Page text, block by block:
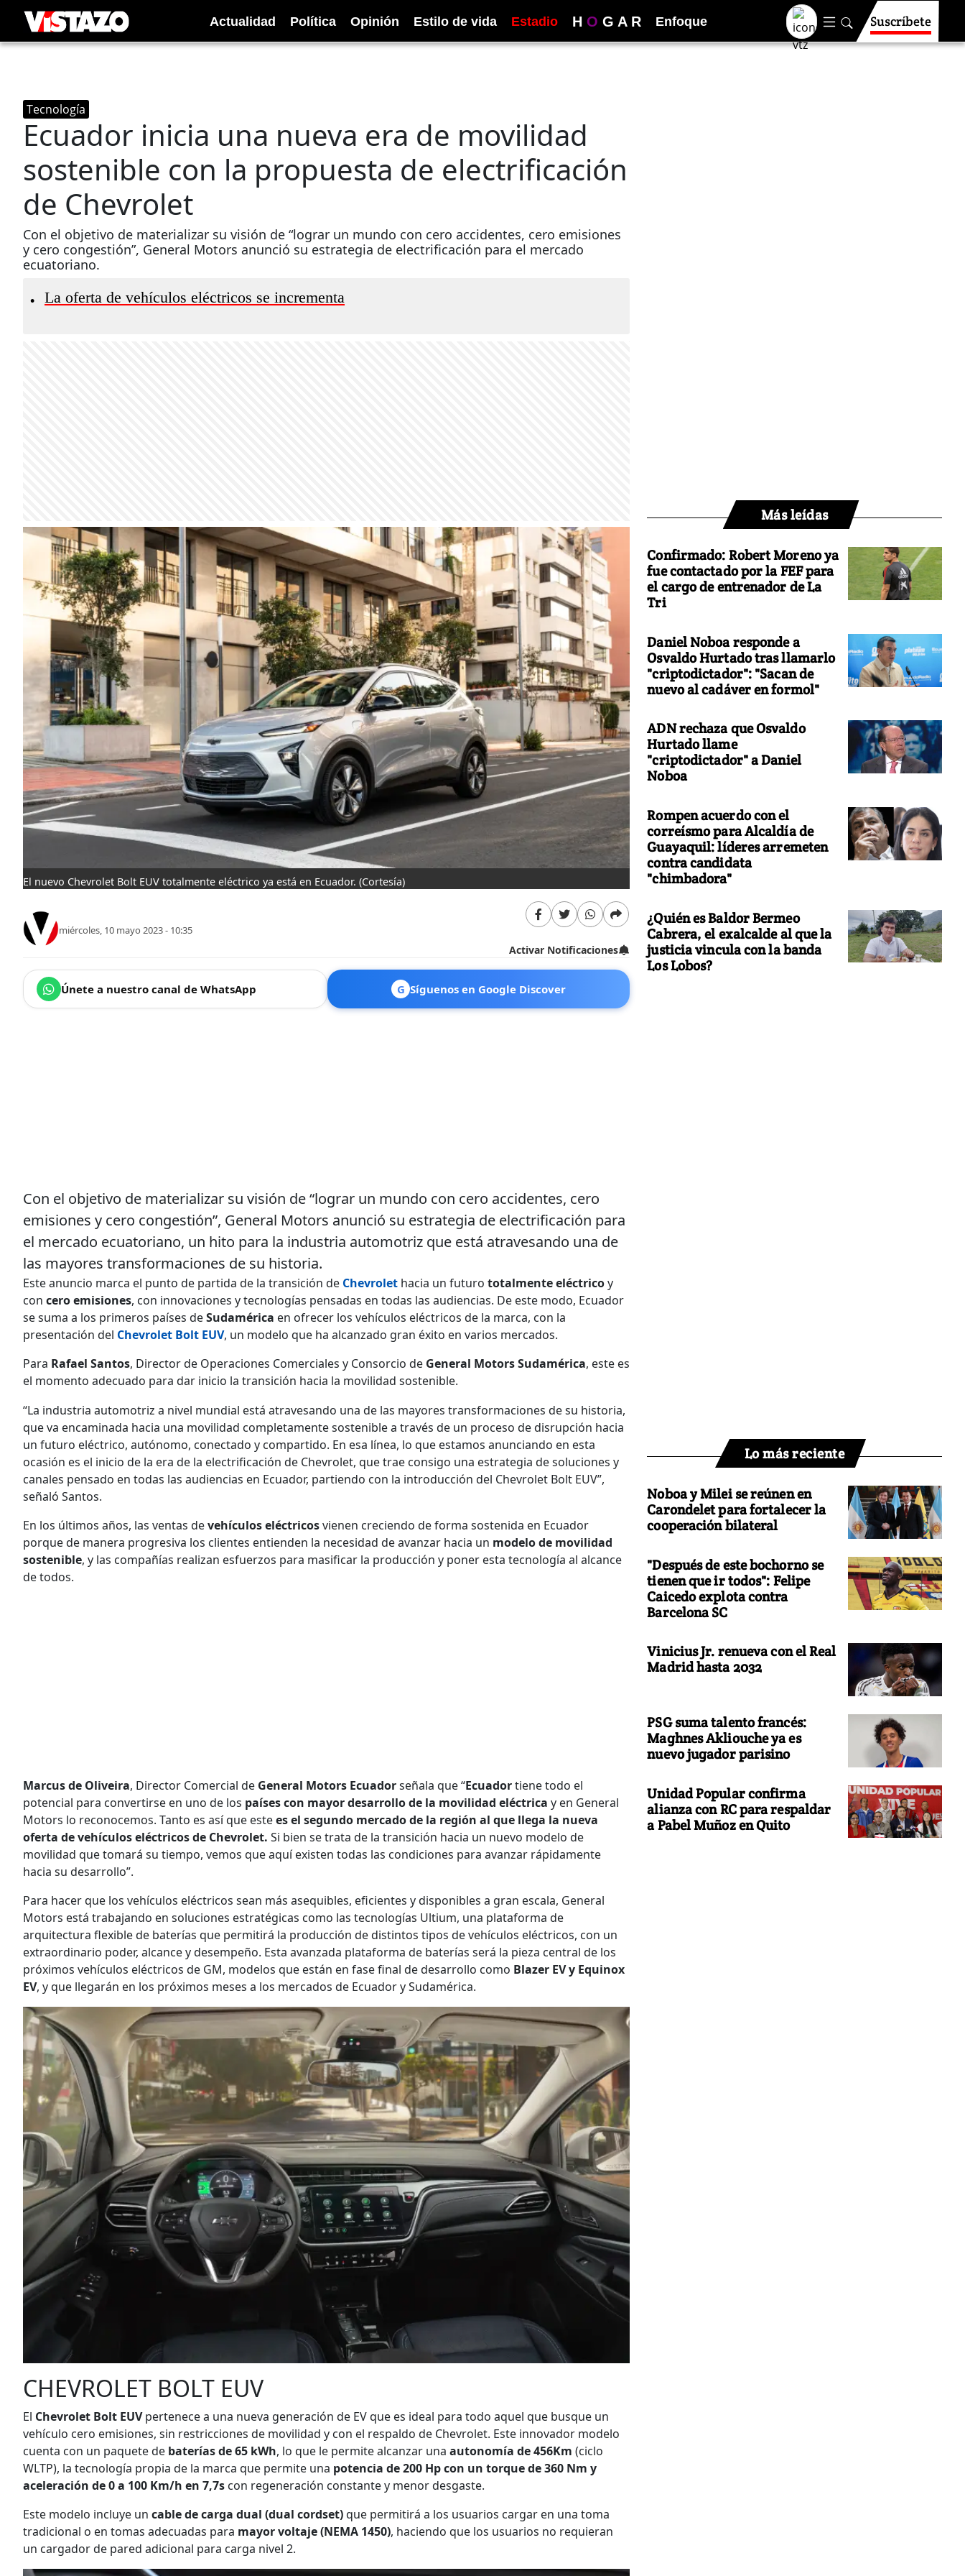
Actualidad Política Opinión Estilo de vida Estadio H O G A R Enfoque Suscríbete
Tecnología
Ecuador inicia una nueva era de movilidad
sostenible con la propuesta de electrificación
de Chevrolet
Con el objetivo de materializar su visión de “lograr un mundo con cero accidentes, cero emisiones
y cero congestión”, General Motors anunció su estrategia de electrificación para el mercado
ecuatoriano.
• La oferta de vehículos eléctricos se incrementa
El nuevo Chevrolet Bolt EUV totalmente eléctrico ya está en Ecuador. (Cortesía)
miércoles, 10 mayo 2023 - 10:35
Activar Notificaciones
Únete a nuestro canal de WhatsApp G Síguenos en Google Discover
Con el objetivo de materializar su visión de “lograr un mundo con cero accidentes, cero
emisiones y cero congestión”, General Motors anunció su estrategia de electrificación para
el mercado ecuatoriano, un hito para la industria automotriz que está atravesando una de
las mayores transformaciones de su historia.
Este anuncio marca el punto de partida de la transición de Chevrolet hacia un futuro totalmente eléctricoy
con cero emisiones, con innovaciones y tecnologías pensadas en todas las audiencias. De este modo, Ecuador
se suma a los primeros países deSudamérica en ofrecer los vehículos eléctricos de la marca, con la
presentación del Chevrolet Bolt EUV, un modelo que ha alcanzado gran éxito en varios mercados.
Para Rafael Santos, Director de Operaciones Comerciales y Consorcio de General Motors Sudamérica, este es
el momento adecuado para dar inicio la transición hacia la movilidad sostenible.
“La industria automotriz a nivel mundial está atravesando una de las mayores transformaciones de su historia,
que va encaminada hacia una movilidad completamente sostenible a través de un proceso de disrupción hacia
un futuro eléctrico, autónomo, conectado y compartido. En esa línea, lo que estamos anunciando en esta
ocasión es el inicio de la era de la electrificación de Chevrolet, que trae consigo una estrategia de soluciones y
canales pensado en todas las audiencias en Ecuador, partiendo con la introducción del Chevrolet Bolt EUV”,
señaló Santos.
En los últimos años, las ventas devehículos eléctricosvienen creciendo de forma sostenida en Ecuador
porque de manera progresiva los clientes entienden la necesidad de avanzar hacia un modelo de movilidad
sostenible, y las compañías realizan esfuerzos para masificar la producción y poner esta tecnología al alcance
de todos.
Marcus de Oliveira, Director Comercial de General Motors Ecuadorseñala que “Ecuadortiene todo el
potencial para convertirse en uno de los países con mayor desarrollo de la movilidad eléctrica y en General
Motors lo reconocemos. Tanto es así que estees el segundo mercado de la región al que llega la nueva
oferta de vehículos eléctricos de Chevrolet. Si bien se trata de la transición hacia un nuevo modelo de
movilidad que tomará su tiempo, vemos que aquí existen todas las condiciones para avanzar rápidamente
hacia su desarrollo”.
Para hacer que los vehículos eléctricos sean más asequibles, eficientes y disponibles a gran escala, General
Motors está trabajando en soluciones estratégicas como las tecnologías Ultium, una plataforma de
arquitectura flexible de baterías que permitirá la producción de distintos tipos de vehículos eléctricos, con un
extraordinario poder, alcance y desempeño. Esta avanzada plataforma de baterías será la pieza central de los
próximos vehículos eléctricos de GM, modelos que están en fase final de desarrollo como Blazer EV y Equinox
EV, y que llegarán en los próximos meses a los mercados de Ecuador y Sudamérica.
CHEVROLET BOLT EUV
El Chevrolet Bolt EUVpertenece a una nueva generación de EV que es ideal para todo aquel que busque un
vehículo cero emisiones, sin restricciones de movilidad y con el respaldo de Chevrolet. Este innovador modelo
cuenta con un paquete de baterías de 65 kWh, lo que le permite alcanzar una autonomía de 456Km (ciclo
WLTP), la tecnología propia de la marca que permite una potencia de 200 Hp con un torque de 360 Nm y
aceleración de 0 a 100 Km/h en 7,7s con regeneración constante y menor desgaste.
Este modelo incluye un cable de carga dual (dual cordset)que permitirá a los usuarios cargar en una toma
tradicional o en tomas adecuadas para mayor voltaje (NEMA 1450), haciendo que los usuarios no requieran
un cargador de pared adicional para carga nivel 2.
Más leídas
Confirmado: Robert Moreno ya
fue contactado por la FEF para
el cargo de entrenador de La
Tri
Daniel Noboa responde a
Osvaldo Hurtado tras llamarlo
"criptodictador": "Sacan de
nuevo al cadáver en formol"
ADN rechaza que Osvaldo
Hurtado llame
"criptodictador" a Daniel
Noboa
Rompen acuerdo con el
correísmo para Alcaldía de
Guayaquil: líderes arremeten
contra candidata
"chimbadora"
¿Quién es Baldor Bermeo
Cabrera, el exalcalde al que la
justicia vincula con la banda
Los Lobos?
Lo más reciente
Noboa y Milei se reúnen en
Carondelet para fortalecer la
cooperación bilateral
"Después de este bochorno se
tienen que ir todos": Felipe
Caicedo explota contra
Barcelona SC
Vinicius Jr. renueva con el Real
Madrid hasta 2032
PSG suma talento francés:
Maghnes Akliouche ya es
nuevo jugador parisino
Unidad Popular confirma
alianza con RC para respaldar
a Pabel Muñoz en Quito